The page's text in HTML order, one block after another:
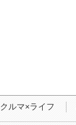
クルマ×ライフ